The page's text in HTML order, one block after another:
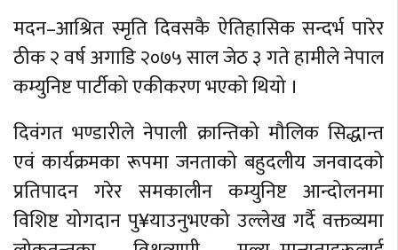
मदन–आश्रित स्मृति दिवसकै ऐतिहासिक सन्दर्भ पारेर
ठीक २ वर्ष अगाडि २०७५ साल जेठ ३ गते हामीले नेपाल
कम्युनिष्ट पार्टीको एकीकरण भएको थियो ।
दिवंगत भण्डारीले नेपाली क्रान्तिको मौलिक सिद्धान्त
एवं कार्यक्रमका रूपमा जनताको बहुदलीय जनवादको
प्रतिपादन गरेर समकालीन कम्युनिष्ट आन्दोलनमा
विशिष्ट योगदान पु¥याउनुभएको उल्लेख गर्दै वक्तव्यमा